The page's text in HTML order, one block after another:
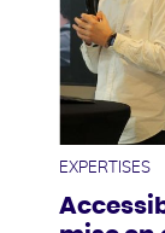
EXPERTISES